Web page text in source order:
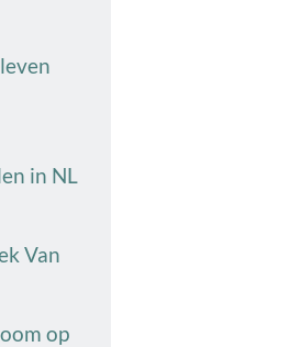
in NL
Van
op